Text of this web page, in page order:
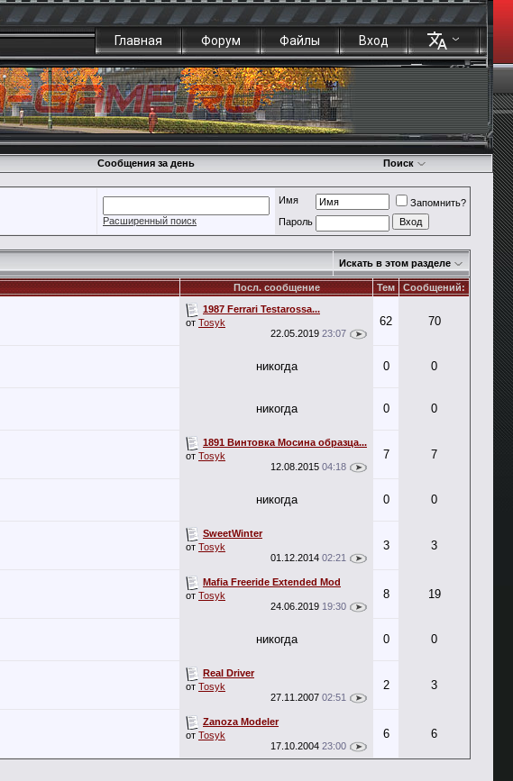
Главная Форум Файлы Вход
Сообщения за день Поиск
Расширенный поиск
Имя
Запомнить?
Пароль
Искать в этом разделе
Посл. сообщение Тем Сообщений:
1987 Ferrari Testarossa...
от Tosyk
22.05.2019 23:07
62 70
никогда 0 0
никогда 0 0
1891 Винтовка Мосина образца...
от Tosyk
12.08.2015 04:18
7 7
никогда 0 0
SweetWinter
от Tosyk
01.12.2014 02:21
3 3
Mafia Freeride Extended Mod
от Tosyk
24.06.2019 19:30
8 19
никогда 0 0
Real Driver
от Tosyk
27.11.2007 02:51
2 3
Zanoza Modeler
от Tosyk
17.10.2004 23:00
6 6